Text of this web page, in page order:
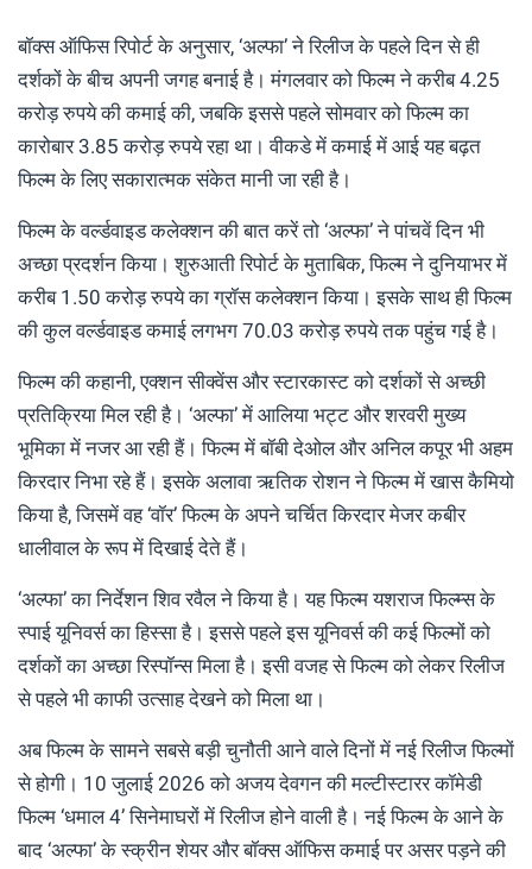
बॉक्स ऑफिस रिपोर्ट के अनुसार, ‘अल्फा’ ने रिलीज के पहले दिन से ही
दर्शकों के बीच अपनी जगह बनाई है। मंगलवार को फिल्म ने करीब 4.25
करोड़ रुपये की कमाई की, जबकि इससे पहले सोमवार को फिल्म का
कारोबार 3.85 करोड़ रुपये रहा था। वीकडे में कमाई में आई यह बढ़त
फिल्म के लिए सकारात्मक संकेत मानी जा रही है।
फिल्म के वर्ल्डवाइड कलेक्शन की बात करें तो ‘अल्फा’ ने पांचवें दिन भी
अच्छा प्रदर्शन किया। शुरुआती रिपोर्ट के मुताबिक, फिल्म ने दुनियाभर में
करीब 1.50 करोड़ रुपये का ग्रॉस कलेक्शन किया। इसके साथ ही फिल्म
की कुल वर्ल्डवाइड कमाई लगभग 70.03 करोड़ रुपये तक पहुंच गई है।
फिल्म की कहानी, एक्शन सीक्वेंस और स्टारकास्ट को दर्शकों से अच्छी
प्रतिक्रिया मिल रही है। ‘अल्फा’ में आलिया भट्ट और शरवरी मुख्य
भूमिका में नजर आ रही हैं। फिल्म में बॉबी देओल और अनिल कपूर भी अहम
किरदार निभा रहे हैं। इसके अलावा ऋतिक रोशन ने फिल्म में खास कैमियो
किया है, जिसमें वह ‘वॉर’ फिल्म के अपने चर्चित किरदार मेजर कबीर
धालीवाल के रूप में दिखाई देते हैं।
‘अल्फा’ का निर्देशन शिव रवैल ने किया है। यह फिल्म यशराज फिल्म्स के
स्पाई यूनिवर्स का हिस्सा है। इससे पहले इस यूनिवर्स की कई फिल्मों को
दर्शकों का अच्छा रिस्पॉन्स मिला है। इसी वजह से फिल्म को लेकर रिलीज
से पहले भी काफी उत्साह देखने को मिला था।
अब फिल्म के सामने सबसे बड़ी चुनौती आने वाले दिनों में नई रिलीज फिल्मों
से होगी। 10 जुलाई 2026 को अजय देवगन की मल्टीस्टारर कॉमेडी
फिल्म ‘धमाल 4’ सिनेमाघरों में रिलीज होने वाली है। नई फिल्म के आने के
बाद ‘अल्फा’ के स्क्रीन शेयर और बॉक्स ऑफिस कमाई पर असर पड़ने की